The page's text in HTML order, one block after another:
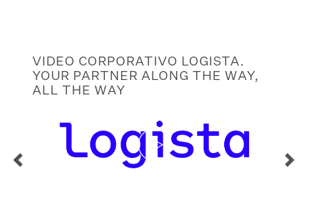
VIDEO CORPORATIVO LOGISTA.
YOUR PARTNER ALONG THE WAY,
ALL THE WAY